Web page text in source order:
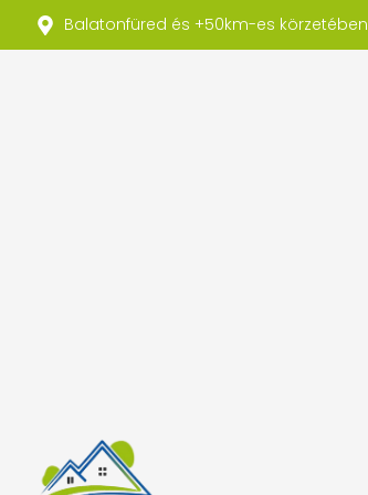
Balatonfüred és +50km-es körzetében